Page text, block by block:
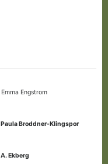
Emma Engstrom
Paula Broddner-Klingspor
A. Ekberg